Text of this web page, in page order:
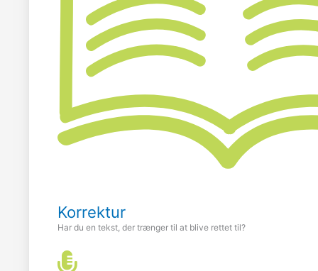
Korrektur
Har du en tekst, der trænger til at blive rettet til?